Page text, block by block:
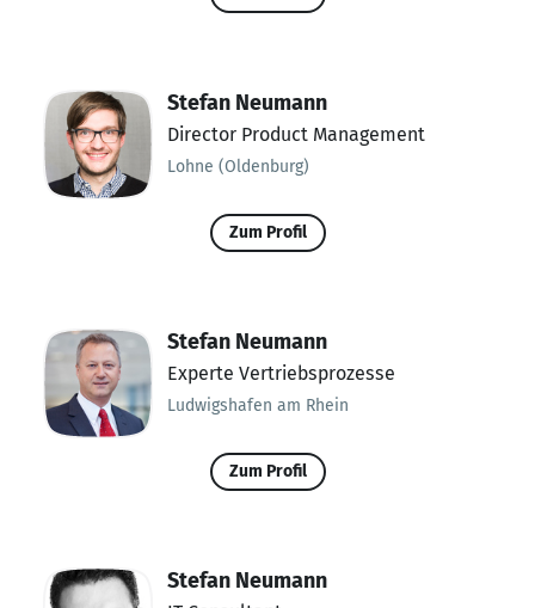
Stefan Neumann
Director Product Management
Lohne (Oldenburg)
Zum Profil
Stefan Neumann
Experte Vertriebsprozesse
Ludwigshafen am Rhein
Zum Profil
Stefan Neumann